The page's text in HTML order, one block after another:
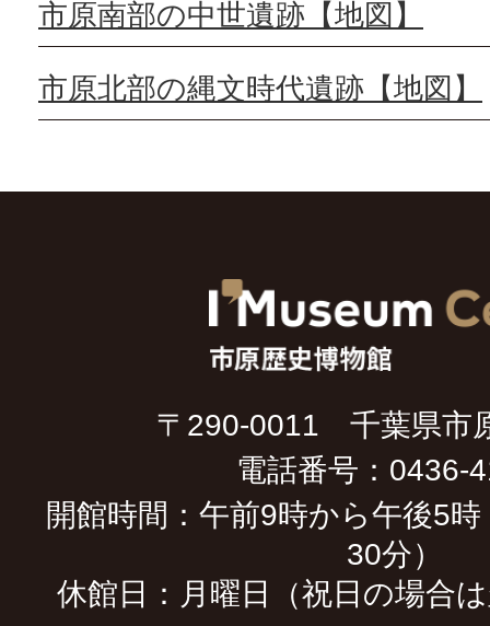
市原南部の中世遺跡【地図】
市原北部の縄文時代遺跡【地図】
〒290-0011 千葉県市
電話番号：0436-
開館時間：午前9時から午後5
30分）
休館日：月曜日（祝日の場合